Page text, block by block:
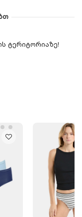
ტერიტორიაზე!